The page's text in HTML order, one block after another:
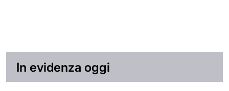
In evidenza oggi